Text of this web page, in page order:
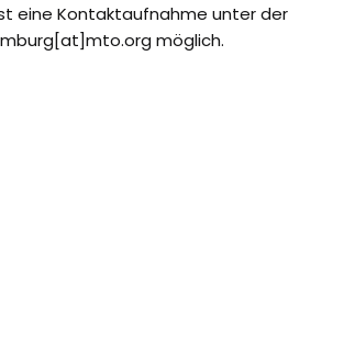
eine Kontaktaufnahme unter der
möglich.